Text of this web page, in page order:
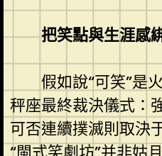
把笑點與生涯感
假如說“可笑”是
秤座最終裁決儀式：
可否連續撲滅則取決